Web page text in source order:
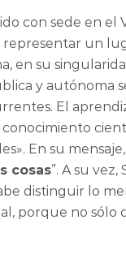
con sede en el
representar un
en su
y autónoma
El
En su
cosas”. A su
distinguir lo
porque no sólo